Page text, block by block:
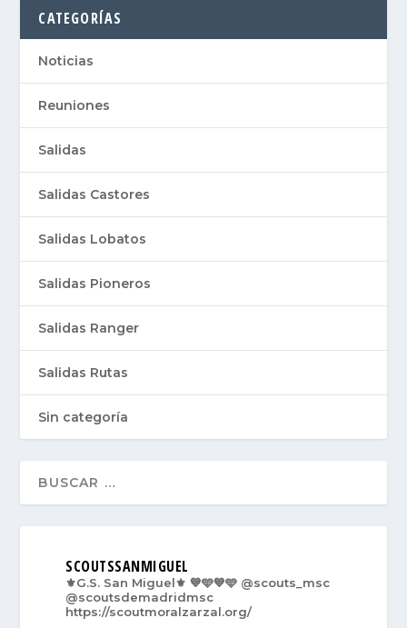
CATEGORÍAS
Noticias
Reuniones
Salidas
Salidas Castores
Salidas Lobatos
Salidas Pioneros
Salidas Ranger
Salidas Rutas
Sin categoría
SCOUTSSANMIGUEL
⚜️G.S. San Miguel⚜️ 💙🩵💙🩵 @scouts_msc
@scoutsdemadridmsc
https://scoutmoralzarzal.org/